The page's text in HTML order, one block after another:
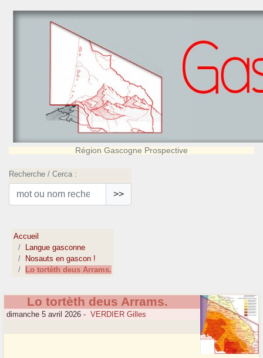
Région Gascogne Prospective
Recherche / Cerca :
>>
Accueil
Langue gasconne
Nosauts en gascon !
Lo tortèth deus Arrams.
Lo tortèth deus Arrams.
dimanche 5 avril 2026 - VERDIER Gilles